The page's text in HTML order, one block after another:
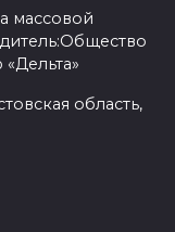
массовой
область,